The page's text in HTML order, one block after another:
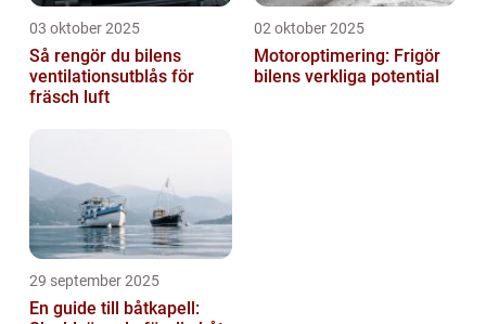
03 oktober 2025
Så rengör du bilens
ventilationsutblås för
fräsch luft
02 oktober 2025
Motoroptimering: Frigör
bilens verkliga potential
29 september 2025
En guide till båtkapell: